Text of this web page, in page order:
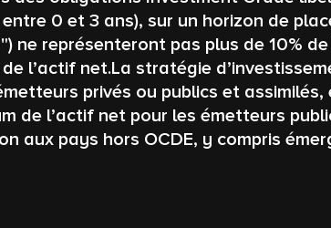
0 et 3 ans), sur un horizon de
ne représenteront pas plus de 10%
l’actif net.La stratégie
privés ou publics et
de l’actif net pour les émetteurs
aux pays hors OCDE, y compris